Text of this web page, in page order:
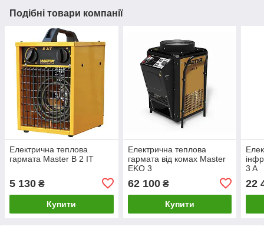
Подібні товари компанії
Електрична теплова
гармата Master B 2 IT
5 130 ₴
Купити
Електрична теплова
гармата від комах Master
EKO 3
62 100₴
Купити
3 A
22